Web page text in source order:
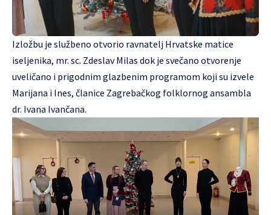
Izložbu je službeno otvorio ravnatelj Hrvatske matice
iseljenika, mr. sc. Zdeslav Milas dok je svečano otvorenje
uveličano i prigodnim glazbenim programom koji su izvele
Marijana i Ines, članice Zagrebačkog folklornog ansambla
dr. Ivana Ivančana.